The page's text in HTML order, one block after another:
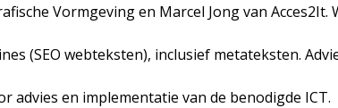
Vormgeving en Marcel Jong van Acces2It.
(SEO webteksten), inclusief metateksten.
advies en implementatie van de benodigde ICT.